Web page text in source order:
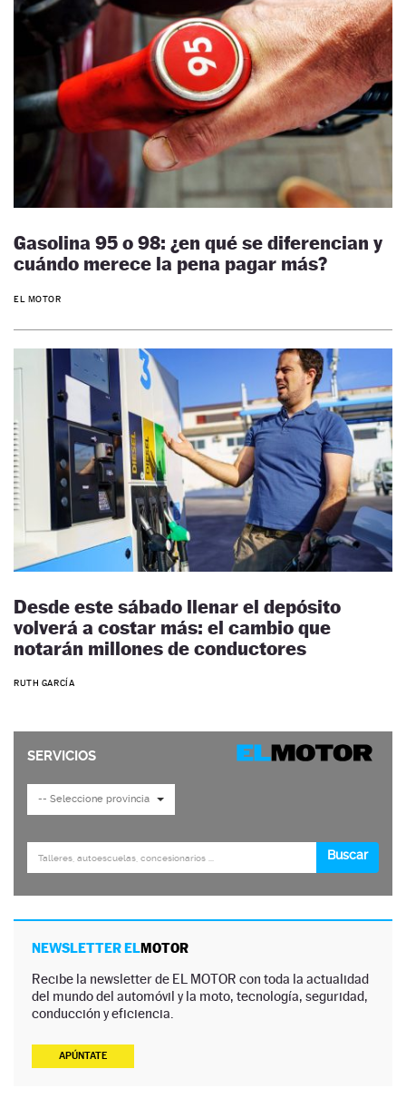
Gasolina 95 o 98: ¿en qué se diferencian y
cuándo merece la pena pagar más?
EL MOTOR
Desde este sábado llenar el depósito
volverá a costar más: el cambio que
notarán millones de conductores
RUTH GARCÍA
NEWSLETTER ELMOTOR
Recibe la newsletter de EL MOTOR con toda la actualidad
del mundo del automóvil y la moto, tecnología, seguridad,
conducción y eficiencia.
APÚNTATE